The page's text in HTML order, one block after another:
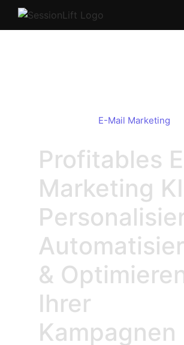
E-Mail Marketing
Profitables
Marketing
&
Ihrer
Kampagnen